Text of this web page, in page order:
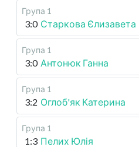
Група 1
3:0 Старкова Єлизавета
Група 1
3:0 Антонюк Ганна
Група 1
3:2 Оглоб'як Катерина
Група 1
1:3 Пелих Юлія